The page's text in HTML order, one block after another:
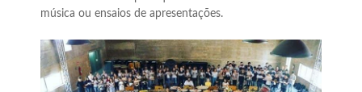
música ou ensaios de apresentações.